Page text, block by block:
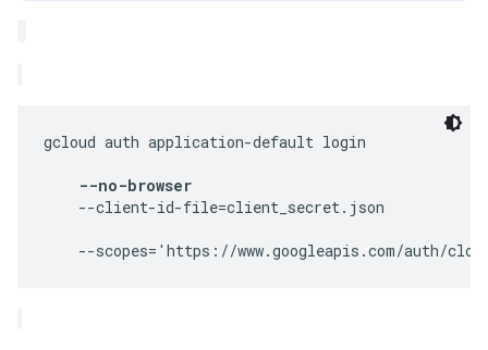
gcloud auth application-default login
--no-browser
    --client-id-file=client_secret.json